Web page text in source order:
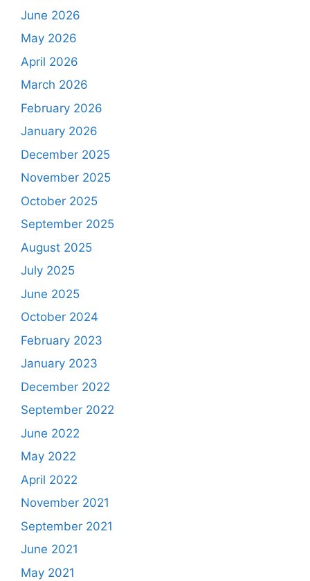
June 2026
May 2026
April 2026
March 2026
February 2026
January 2026
December 2025
November 2025
October 2025
September 2025
August 2025
July 2025
June 2025
October 2024
February 2023
January 2023
December 2022
September 2022
June 2022
May 2022
April 2022
November 2021
September 2021
June 2021
May 2021